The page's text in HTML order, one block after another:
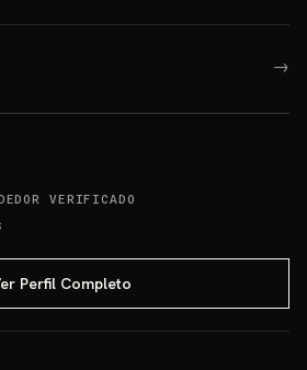
→
VERIFICADO
Perfil Completo